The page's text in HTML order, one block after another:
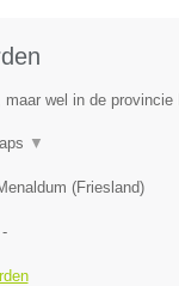
wel in de provincie
▼
(Friesland)
-